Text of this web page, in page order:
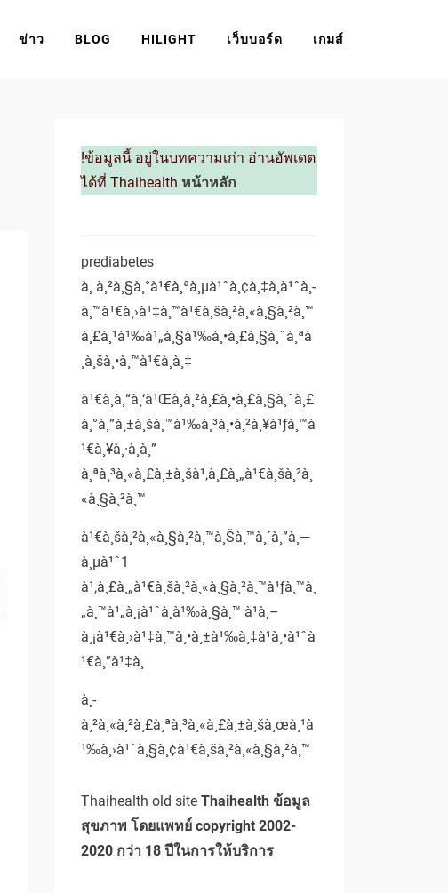
ข่าว BLOG HILIGHT เว็บบอร์ด เกมส์
!ข้อมูลนี้ อยู่ในบทความเก่า อ่านอัพเดต
ได้ที่ Thaihealth หน้าหลัก
prediabetes
à¸ à¸²à¸§à¸°à¹€à¸ªà¸µà¹ˆà¸¢à¸‡à¸à¹ˆà¸­
à¸™à¹€à¸›à¹‡à¸™à¹€à¸šà¸²à¸«à¸§à¸²à¸™
à¸£à¸¹à¹‰à¹„à¸§à¹‰à¸•à¸£à¸§à¸ˆà¸ªà
¸­à¸šà¸•à¸™à¹€à¸­à¸‡
à¹€à¸à¸“à¸‘à¹Œà¸à¸²à¸£à¸•à¸£à¸§à¸ˆà¸£
à¸°à¸”à¸±à¸šà¸™à¹‰à¸³à¸•à¸²à¸¥à¹ƒà¸™à
¹€à¸¥à¸·à¸­à¸”
à¸ªà¸³à¸«à¸£à¸±à¸šà¹‚à¸£à¸„à¹€à¸šà¸²à¸
«à¸§à¸²à¸™
à¹€à¸šà¸²à¸«à¸§à¸²à¸™à¸Šà¸™à¸´à¸”à¸—
à¸µà¹ˆ1
à¹‚à¸£à¸„à¹€à¸šà¸²à¸«à¸§à¸²à¸™à¹ƒà¸™à¸
„à¸™à¹„à¸¡à¹ˆà¸­à¹‰à¸§à¸™ à¹à¸–
à¸¡à¹€à¸›à¹‡à¸™à¸•à¸±à¹‰à¸‡à¹à¸•à¹ˆà
¹€à¸”à¹‡à¸
à¸­
à¸²à¸«à¸²à¸£à¸ªà¸³à¸«à¸£à¸±à¸šà¸œà¸¹à
¹‰à¸›à¹ˆà¸§à¸¢à¹€à¸šà¸²à¸«à¸§à¸²à¸™
Thaihealth old site Thaihealth ข้อมูล
สุขภาพ โดยแพทย์ copyright 2002-
2020 กว่า 18 ปีในการให้บริการ